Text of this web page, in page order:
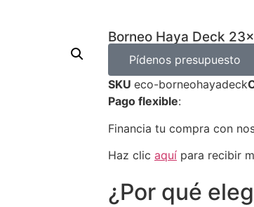
Borneo Haya Deck
Pídenos presupuesto
SKU eco-borneohayadeck
Pago flexible:
Financia tu compra con
Haz clic aquí para recibir
¿Por qué